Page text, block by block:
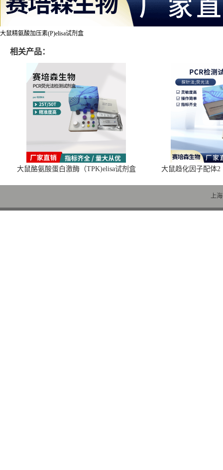
大鼠精氨酸加压素(P)elisa试剂盒
相关产品：
大鼠酪氨酸蛋白激酶（TPK)elisa试剂盒 大鼠趋化因子配体2
上